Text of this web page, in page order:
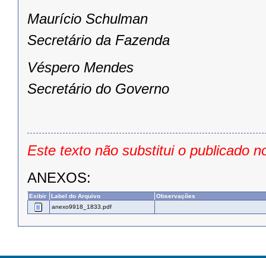
Maurício Schulman
Secretário da Fazenda
Véspero Mendes
Secretário do Governo
Este texto não substitui o publicado
ANEXOS:
Exibir Label do Arquivo
Observações
anexo9918_1833.pdf